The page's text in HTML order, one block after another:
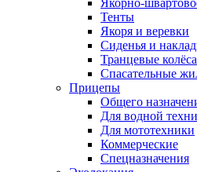
Якорно-
Тенты
Якоря и веревки
Сиденья и
Транцевые колёса
Спасательные
Прицепы
Общего
Для водной
Для мототехники
Коммерческие
Спецназначения